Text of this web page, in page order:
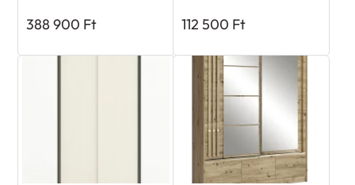
388 900 Ft 112 500 Ft